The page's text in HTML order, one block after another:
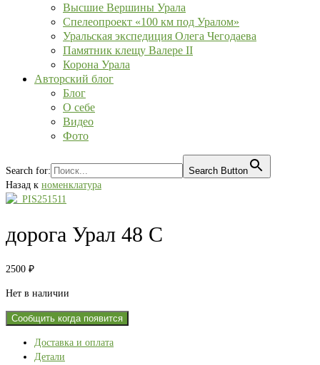
Высшие Вершины Урала
Спелеопроект «100 км под Уралом»
Уральская экспедиция Олега Чегодаева
Памятник клещу Валере II
Корона Урала
Авторский блог
Блог
О себе
Видео
Фото
Search for:
Search Button
Назад к номенклатура
дорога Урал 48 С
2500 ₽
Нет в наличии
Сообщить когда появится
Доставка и оплата
Детали